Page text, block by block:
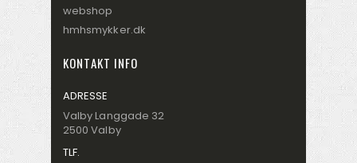
webshop
hmhsmykker.dk
KONTAKT INFO
ADRESSE
Valby Langgade 32
2500 Valby
TLF.